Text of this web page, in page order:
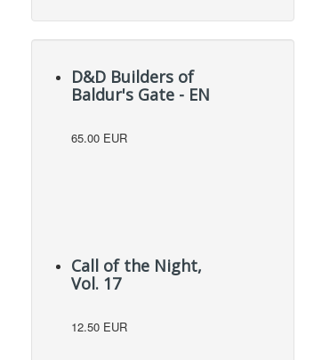
D&D Builders of
Baldur's Gate - EN
65.00 EUR
Call of the Night,
Vol. 17
12.50 EUR